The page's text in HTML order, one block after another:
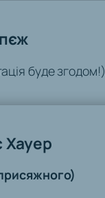
буде згодом!)
Хауер